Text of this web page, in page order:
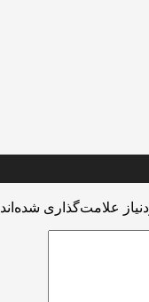
علامت‌گذاری شده‌اند